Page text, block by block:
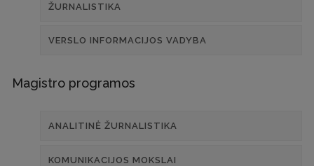
ŽURNALISTIKA
VERSLO INFORMACIJOS VADYBA
Magistro programos
ANALITINĖ ŽURNALISTIKA
KOMUNIKACIJOS MOKSLAI